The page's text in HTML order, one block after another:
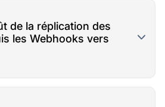
de la réplication des
les Webhooks vers